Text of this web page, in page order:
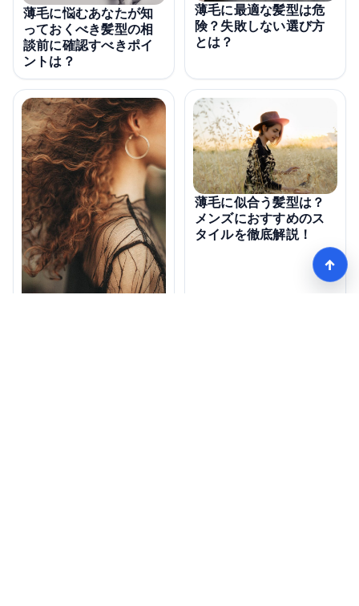
薄毛に悩むあなたが知
っておくべき髪型の相
談前に確認すべきポイ
ントは？
薄毛に最適な髪型は危
険？失敗しない選び方
とは？
薄毛に似合う髪型は？
メンズにおすすめのス
タイルを徹底解説！
↑